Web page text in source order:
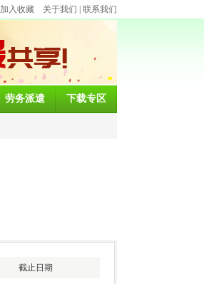
加入收藏 关于我们 联系我们
劳务派遣 下载专区
截止日期